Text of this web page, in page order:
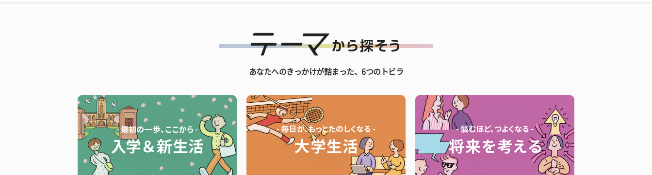
あなたへのきっかけが詰まった、6つのトビラ